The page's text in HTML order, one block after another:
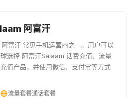
阿富汗
富汗 常见手机运营商之一。用户可以
选择 阿富汗Salaam 话费充值、流量
值产品，并使用微信、支付宝等方式
流量套餐通话套餐